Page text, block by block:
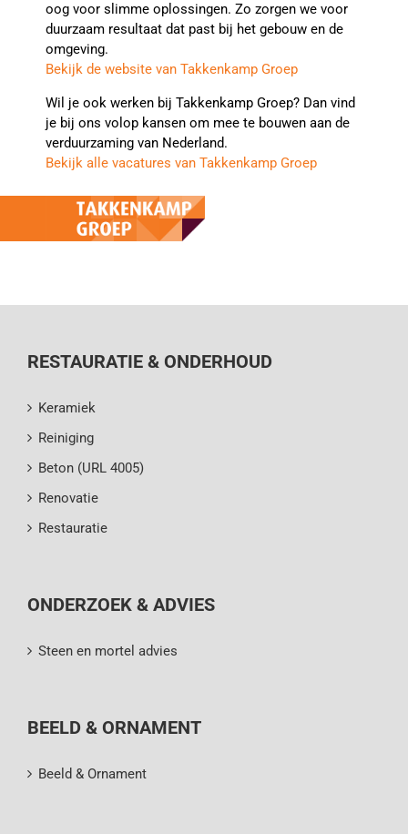
oog voor slimme oplossingen. Zo zorgen we voor
duurzaam resultaat dat past bij het gebouw en de
omgeving.
Bekijk de website van Takkenkamp Groep
Wil je ook werken bij Takkenkamp Groep? Dan vind
je bij ons volop kansen om mee te bouwen aan de
verduurzaming van Nederland.
Bekijk alle vacatures van Takkenkamp Groep
RESTAURATIE & ONDERHOUD
Keramiek
Reiniging
Beton (URL 4005)
Renovatie
Restauratie
ONDERZOEK & ADVIES
Steen en mortel advies
BEELD & ORNAMENT
Beeld & Ornament